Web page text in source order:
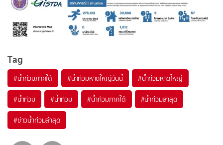
Tag
#น้ำท่วมภาคใต้ #น้ําท่วมหาดใหญ่วันนี้ #น้ําท่วมหาดใหญ่
#น้ําท่วม #น้ำท่วม #น้ําท่วมภาคใต้ #น้ำท่วมล่าสุด
#ข่าวน้ำท่วมล่าสุด